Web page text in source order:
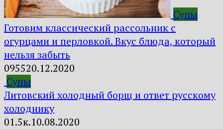
Супы
Готовим классический рассольник с
огурцами и перловкой. Вкус блюда, который
нельзя забыть
095520.12.2020
Супы
Литовский холодный борщ и ответ русскому
холоднику
01.5к.10.08.2020